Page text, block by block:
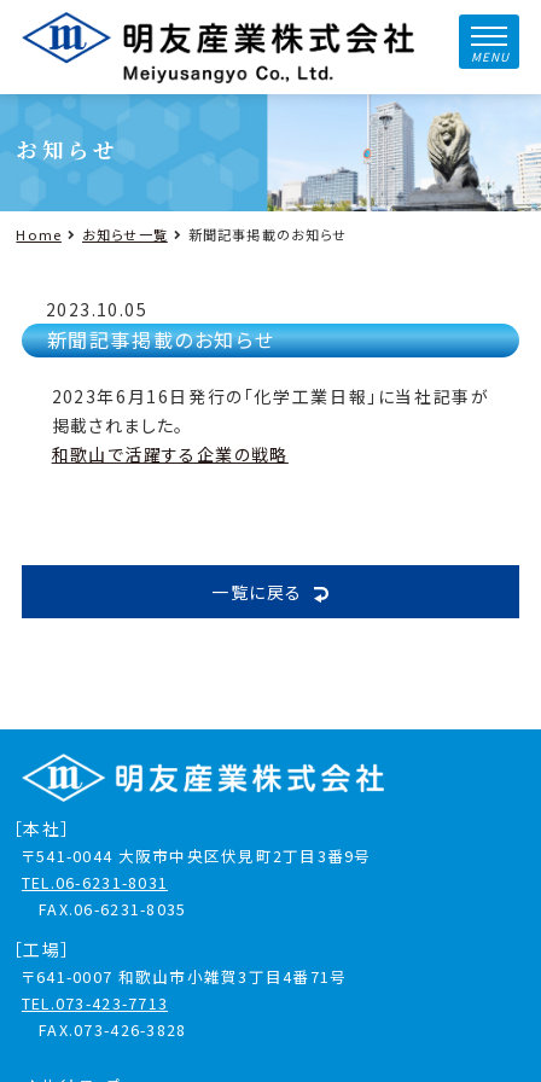
MENU
お知らせ
Home お知らせ一覧 新聞記事掲載のお知らせ
2023.10.05
新聞記事掲載のお知らせ
2023年6月16日発行の「化学工業日報」に当社記事が
掲載されました。
和歌山で活躍する企業の戦略
一覧に戻る
［本社］
〒541-0044 大阪市中央区伏見町2丁目3番9号
TEL.06-6231-8031
FAX.06-6231-8035
［工場］
〒641-0007 和歌山市小雑賀3丁目4番71号
TEL.073-423-7713
FAX.073-426-3828